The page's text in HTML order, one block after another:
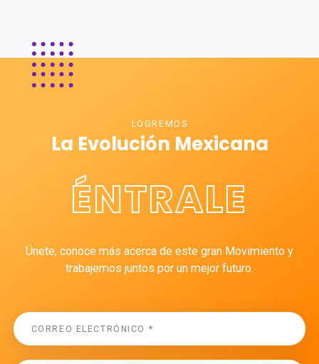
LOGREMOS
La Evolución Mexicana
ÉNTRALE
Únete, conoce más acerca de este gran Movimiento y
trabajemos juntos por un mejor futuro.